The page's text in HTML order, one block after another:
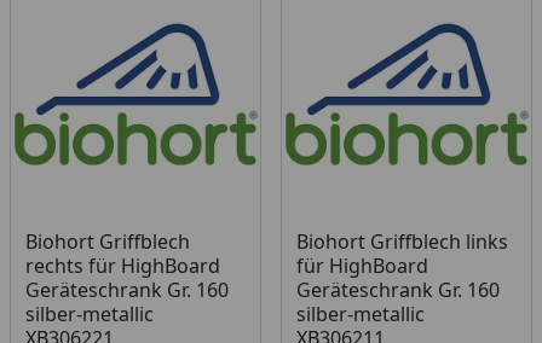
Biohort Griffblech
rechts für HighBoard
Geräteschrank Gr. 160
silber-metallic
Biohort Griffblech links
für HighBoard
Geräteschrank Gr. 160
silber-metallic